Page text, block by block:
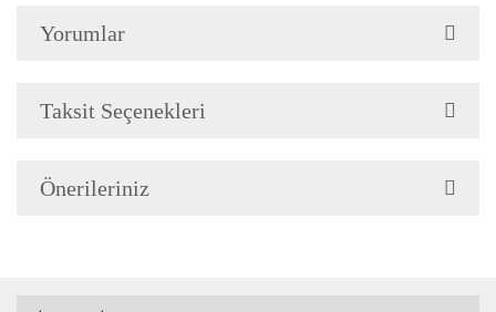
Çerçeveli Tablolarınız
Yorumlar
Taksit Seçenekleri
Önerileriniz